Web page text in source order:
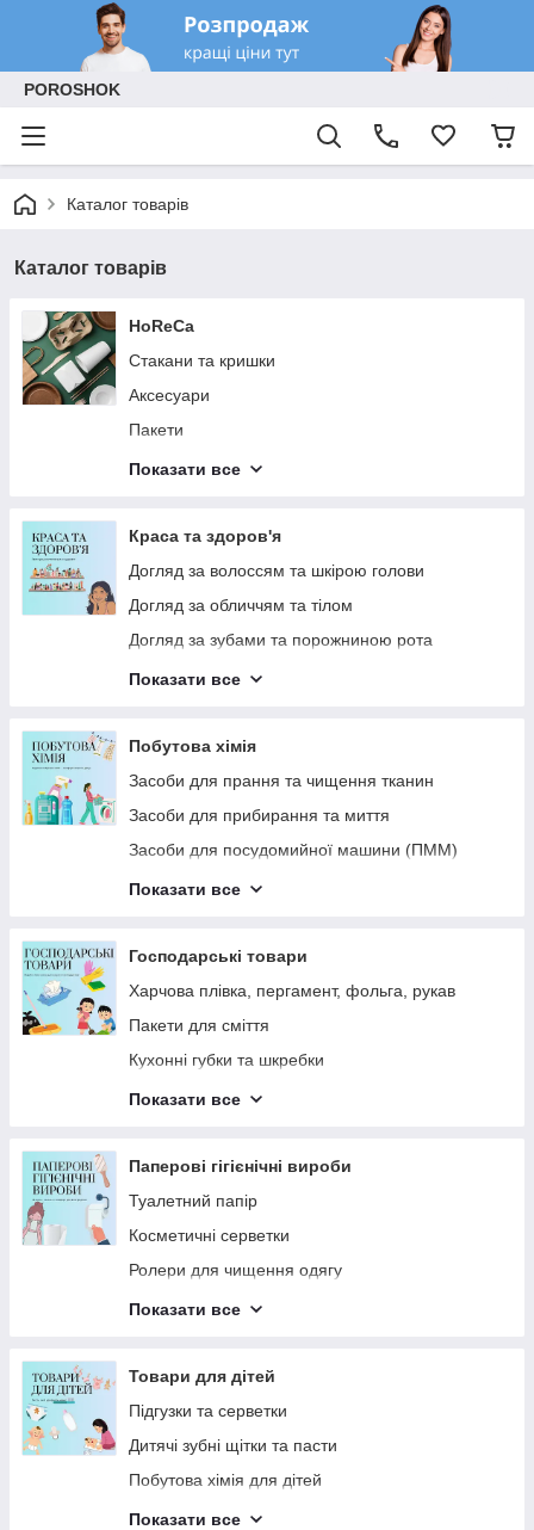
POROSHOK
Каталог товарів
Каталог товарів
HoReCa
Стакани та кришки
Аксесуари
Пакети
Коробки та контейнери
Паперова продукція
Витратні матеріали
Харчова продукція
Лід
СПЕЦІАЛІЗОВАНА ХІМІЯ
Показати все
Краса та здоров'я
Догляд за волоссям та шкірою голови
Догляд за обличчям та тілом
Догляд за зубами та порожниною рота
Засоби для душу та ванни
Парфумерія
Ватні вироби
Гребінці, щітки для волосся
Захист від комах
Подарункові набори
Засоби догляду за бородою
Показати все
Побутова хімія
Засоби для прання та чищення тканин
Засоби для прибирання та миття
Засоби для посудомийної машини (ПММ)
Засоби для миття посуду Руками
Освіжувачі та нейтралізатори запаху
Средства для мытья посуды Руками
Показати все
Господарські товари
Харчова плівка, пергамент, фольга, рукав
Пакети для сміття
Кухонні губки та шкребки
Серветки, ганчірки для прибирання
Швабри та змінні насадки
Показати все
Паперові гігієнічні вироби
Туалетний папір
Косметичні серветки
Ролери для чищення одягу
Серветки вологі
Серветки паперові для столу
Особиста гігієна
Показати все
Товари для дітей
Підгузки та серветки
Дитячі зубні щітки та пасти
Побутова хімія для дітей
Засоби для купання малюків
Показати все